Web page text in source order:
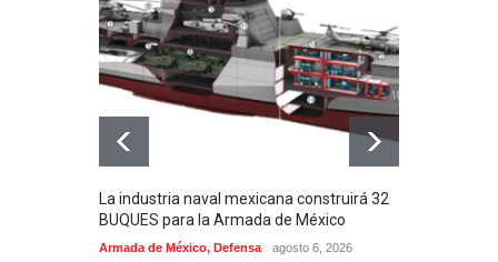
La industria naval mexicana construirá 32
BUQUES para la Armada de México
Armada de México, Defensa agosto 6, 2026